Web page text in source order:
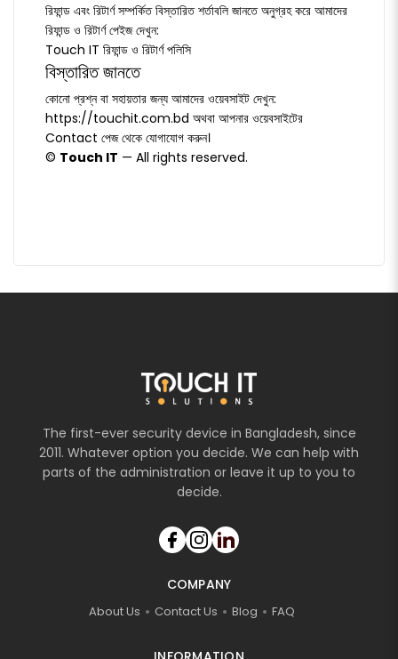
রিফান্ড এবং রিটার্ণ সম্পর্কিত বিস্তারিত শর্তাবলি জানতে অনুগ্রহ করে আমাদের
রিফান্ড ও রিটার্ণ পেইজ দেখুন:
Touch IT রিফান্ড ও রিটার্ণ পলিসি
বিস্তারিত জানতে
কোনো প্রশ্ন বা সহায়তার জন্য আমাদের ওয়েবসাইট দেখুন:
https://touchit.com.bd অথবা আপনার ওয়েবসাইটের
Contact পেজ থেকে যোগাযোগ করুন।
© Touch IT — All rights reserved.
The first-ever security device in Bangladesh, since
2011. Whatever option you decide. We can help with
parts of the administration or leave it up to you to
decide.
COMPANY
About Us Contact Us Blog FAQ